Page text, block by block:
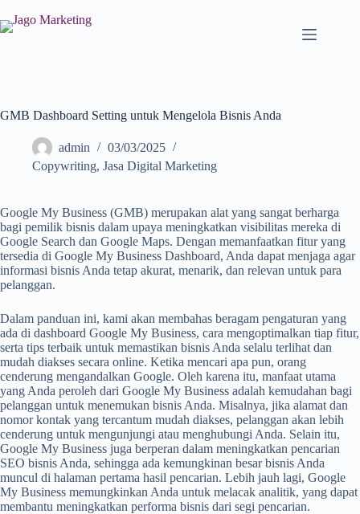
GMB Dashboard Setting untuk Mengelola Bisnis Anda
admin
03/03/2025
Copywriting, Jasa Digital Marketing
Google My Business (GMB) merupakan alat yang sangat berharga
bagi pemilik bisnis dalam upaya meningkatkan visibilitas mereka di
Google Search dan Google Maps. Dengan memanfaatkan fitur yang
tersedia di Google My Business Dashboard, Anda dapat menjaga agar
informasi bisnis Anda tetap akurat, menarik, dan relevan untuk para
pelanggan.
Dalam panduan ini, kami akan membahas beragam pengaturan yang
ada di dashboard Google My Business, cara mengoptimalkan tiap fitur,
serta tips terbaik untuk memastikan bisnis Anda selalu terlihat dan
mudah diakses secara online. Ketika mencari apa pun, orang
cenderung mengandalkan Google. Oleh karena itu, manfaat utama
yang Anda peroleh dari Google My Business adalah kemudahan bagi
pelanggan untuk menemukan bisnis Anda. Misalnya, jika alamat dan
nomor kontak yang tercantum mudah diakses, pelanggan akan lebih
cenderung untuk mengunjungi atau menghubungi Anda. Selain itu,
Google My Business juga berperan dalam meningkatkan pencarian
SEO bisnis Anda, sehingga ada kemungkinan besar bisnis Anda
muncul di halaman pertama hasil pencarian. Lebih jauh lagi, Google
My Business memungkinkan Anda untuk melacak analitik, yang dapat
membantu meningkatkan performa bisnis dari segi pencarian.